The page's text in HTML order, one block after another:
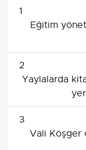
1
Eğitim
2
Yaylalarda
3
Vali Köşger